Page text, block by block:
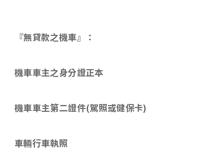
『無貸款之機車』：
機車車主之身分證正本
機車車主第二證件(駕照或健保卡)
車輛行車執照